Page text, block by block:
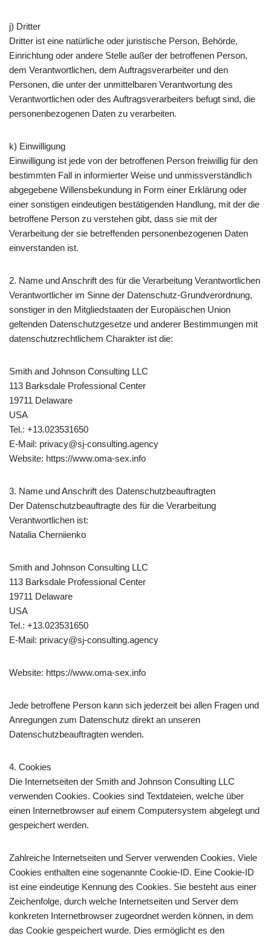
j) Dritter
Dritter ist eine natürliche oder juristische Person, Behörde,
Einrichtung oder andere Stelle außer der betroffenen Person,
dem Verantwortlichen, dem Auftragsverarbeiter und den
Personen, die unter der unmittelbaren Verantwortung des
Verantwortlichen oder des Auftragsverarbeiters befugt sind, die
personenbezogenen Daten zu verarbeiten.
k) Einwilligung
Einwilligung ist jede von der betroffenen Person freiwillig für den
bestimmten Fall in informierter Weise und unmissverständlich
abgegebene Willensbekundung in Form einer Erklärung oder
einer sonstigen eindeutigen bestätigenden Handlung, mit der die
betroffene Person zu verstehen gibt, dass sie mit der
Verarbeitung der sie betreffenden personenbezogenen Daten
einverstanden ist.
2. Name und Anschrift des für die Verarbeitung Verantwortlichen
Verantwortlicher im Sinne der Datenschutz-Grundverordnung,
sonstiger in den Mitgliedstaaten der Europäischen Union
geltenden Datenschutzgesetze und anderer Bestimmungen mit
datenschutzrechtlichem Charakter ist die:
Smith and Johnson Consulting LLC
113 Barksdale Professional Center
19711 Delaware
USA
Tel.: +13.023531650
E-Mail: privacy@sj-consulting.agency
Website: https://www.oma-sex.info
3. Name und Anschrift des Datenschutzbeauftragten
Der Datenschutzbeauftragte des für die Verarbeitung
Verantwortlichen ist:
Natalia Cherniienko
Smith and Johnson Consulting LLC
113 Barksdale Professional Center
19711 Delaware
USA
Tel.: +13.023531650
E-Mail: privacy@sj-consulting.agency
Website: https://www.oma-sex.info
Jede betroffene Person kann sich jederzeit bei allen Fragen und
Anregungen zum Datenschutz direkt an unseren
Datenschutzbeauftragten wenden.
4. Cookies
Die Internetseiten der Smith and Johnson Consulting LLC
verwenden Cookies. Cookies sind Textdateien, welche über
einen Internetbrowser auf einem Computersystem abgelegt und
gespeichert werden.
Zahlreiche Internetseiten und Server verwenden Cookies. Viele
Cookies enthalten eine sogenannte Cookie-ID. Eine Cookie-ID
ist eine eindeutige Kennung des Cookies. Sie besteht aus einer
Zeichenfolge, durch welche Internetseiten und Server dem
konkreten Internetbrowser zugeordnet werden können, in dem
das Cookie gespeichert wurde. Dies ermöglicht es den